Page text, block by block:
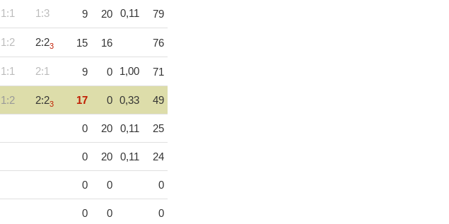
1:1 1:3 9 20 0,11 79
1:2 2:23 15 16 76
1:1 2:1 9 0 1,00 71
1:2 2:23 17 0 0,33 49
0 20 0,11 25
0 20 0,11 24
0 0 0
0 0 0